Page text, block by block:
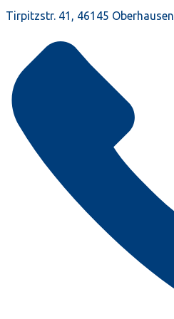
Tirpitzstr. 41, 46145 Oberhausen